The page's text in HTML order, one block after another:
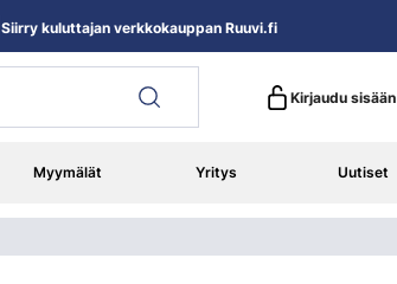
Kirjaudu sisään
Myymälät Yritys Uutiset
Siirry kuluttajan verkkokauppan Ruuvi.fi